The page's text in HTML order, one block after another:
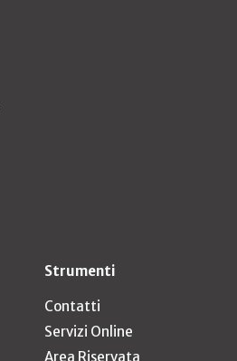
Strumenti
Contatti
Servizi Online
Area Riservata